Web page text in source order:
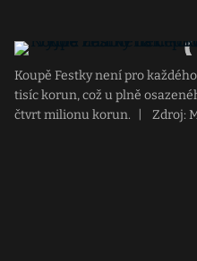
Koupě Festky není pro
tisíc korun, což u plně
čtvrt milionu korun.
Zdroj: